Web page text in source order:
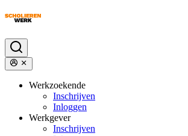
Werkzoekende
Inschrijven
Inloggen
Werkgever
Inschrijven